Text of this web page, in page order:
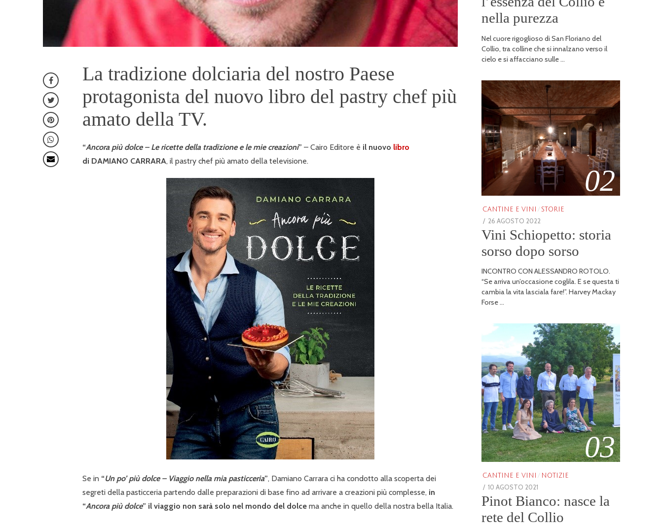
La tradizione dolciaria del nostro Paese
protagonista del nuovo libro del pastry chef più
amato della TV.
“Ancora più dolce – Le ricette della tradizione e le mie creazioni” – Cairo Editore è il nuovo libro
di DAMIANO CARRARA, il pastry chef più amato della televisione.
Se in “Un po’ più dolce – Viaggio nella mia pasticceria”, Damiano Carrara ci ha condotto alla scoperta dei
segreti della pasticceria partendo dalle preparazioni di base fino ad arrivare a creazioni più complesse, in
“Ancora più dolce” il viaggio non sarà solo nel mondo del dolce ma anche in quello della nostra bella Italia.
nella purezza
Nel cuore rigoglioso di San Floriano del
Collio, tra colline che si innalzano verso il
cielo e si affacciano sulle …
02
CANTINE E VINI / STORIE
POSTED
ON
26 AGOSTO 2022
GENNAIO
2026
Vini Schiopetto: storia
sorso dopo sorso
INCONTRO CON ALESSANDRO ROTOLO.
“Se arriva un’occasione coglila. E se questa ti
cambia la vita lasciala fare!”. Harvey Mackay
Forse …
03
CANTINE E VINI / NOTIZIE
POSTED
ON
10 AGOSTO 2021
GENNAIO
Pinot Bianco: nasce la
rete del Collio